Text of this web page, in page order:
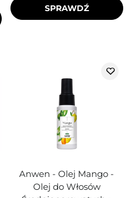
SPRAWDŹ
Anwen - Olej Mango -
Olej do Włosów